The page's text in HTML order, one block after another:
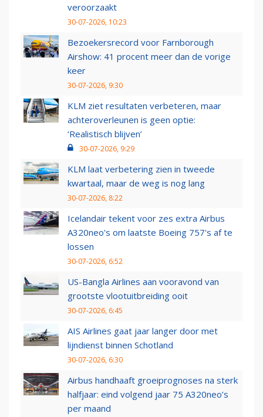
veroorzaakt
30-07-2026, 10:23
Bezoekersrecord voor Farnborough
Airshow: 41 procent meer dan de vorige
keer
30-07-2026, 9:30
KLM ziet resultaten verbeteren, maar
achteroverleunen is geen optie:
‘Realistisch blijven’
30-07-2026, 9:29
KLM laat verbetering zien in tweede
kwartaal, maar de weg is nog lang
30-07-2026, 8:22
Icelandair tekent voor zes extra Airbus
A320neo's om laatste Boeing 757's af te
lossen
30-07-2026, 6:52
US-Bangla Airlines aan vooravond van
grootste vlootuitbreiding ooit
30-07-2026, 6:45
AIS Airlines gaat jaar langer door met
lijndienst binnen Schotland
30-07-2026, 6:30
Airbus handhaaft groeiprognoses na sterk
halfjaar: eind volgend jaar 75 A320neo’s
per maand